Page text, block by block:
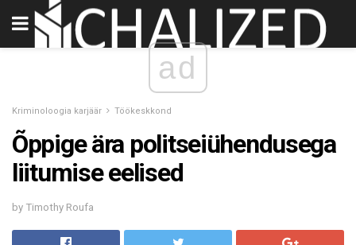
ad
Kriminoloogia karjäär Töökeskkond
Õppige ära politseiühendusega
liitumise eelised
by Timothy Roufa